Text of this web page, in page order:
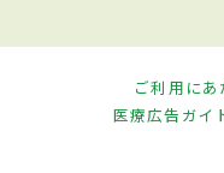
ご利用にあ
医療広告ガイ